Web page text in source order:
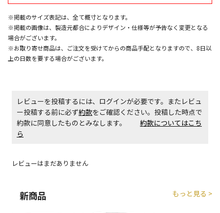
※掲載のサイズ表記は、全て概寸となります。
※掲載の画像は、製造元都合によりデザイン・仕様等が予告なく変更となる
場合がございます。
※お取り寄せ商品は、ご注文を受けてからの商品手配となりますので、8日以
上の日数を要する場合がございます。
レビューを投稿するには、ログインが必要です。またレビュ
ー投稿する前に必ず約款をご確認ください。投稿した時点で
約款に同意したものとみなします。 約款についてはこち
ら
レビューはまだありません
新商品 もっと見る >